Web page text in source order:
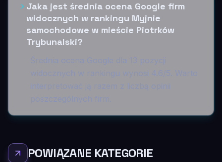
Jaka jest średnia ocena Google firm
widocznych w rankingu Myjnie
samochodowe w mieście Piotrków
Trybunalski?
POWIĄZANE KATEGORIE